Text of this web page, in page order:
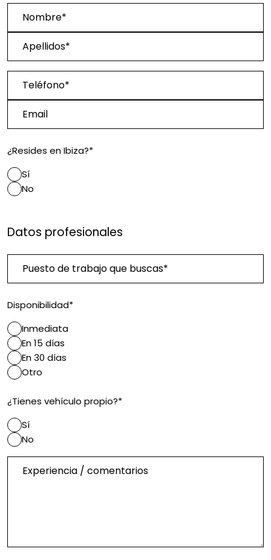
Nombre*
Apellidos*
Teléfono*
Email
¿Resides en Ibiza?*
Sí
No
Datos profesionales
Puesto de trabajo que buscas*
Disponibilidad*
Inmediata
En 15 días
En 30 días
Otro
¿Tienes vehículo propio?*
Sí
No
Experiencia / comentarios